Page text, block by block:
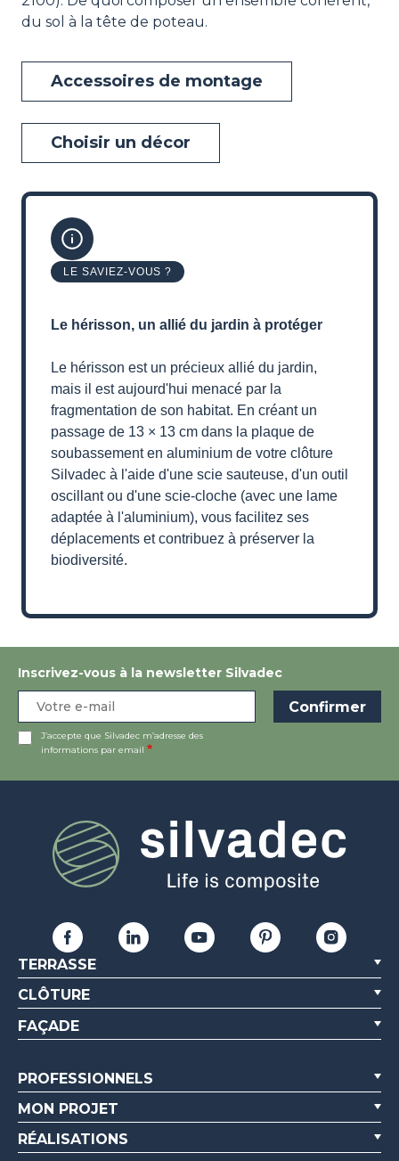
du sol à la tête de poteau.
Accessoires de montage
Choisir un décor
LE SAVIEZ-VOUS ?
Le hérisson, un allié du jardin à protéger
Le hérisson est un précieux allié du jardin,
mais il est aujourd'hui menacé par la
fragmentation de son habitat. En créant un
passage de 13 × 13 cm dans la plaque de
soubassement en aluminium de votre clôture
Silvadec à l'aide d'une scie sauteuse, d'un outil
oscillant ou d'une scie-cloche (avec une lame
adaptée à l'aluminium), vous facilitez ses
déplacements et contribuez à préserver la
biodiversité.
Inscrivez-vous à la newsletter Silvadec
J’accepte que Silvadec m’adresse des
informations par email
TERRASSE
CLÔTURE
FAÇADE
PROFESSIONNELS
MON PROJET
RÉALISATIONS